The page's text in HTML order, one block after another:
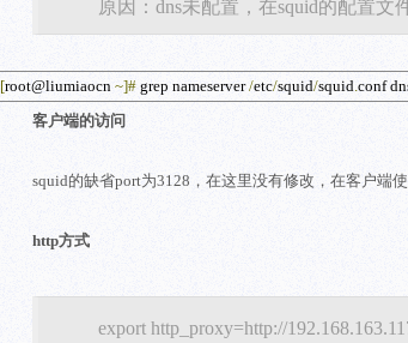
原因：dns未配置，在squid的配置文
[root@liumiaocn ~]# grep nameserver /etc/squid/squid.conf
客户端的访问
squid的缺省port为3128，在这里没有修改，在客户端
http方式
export http_proxy=http://